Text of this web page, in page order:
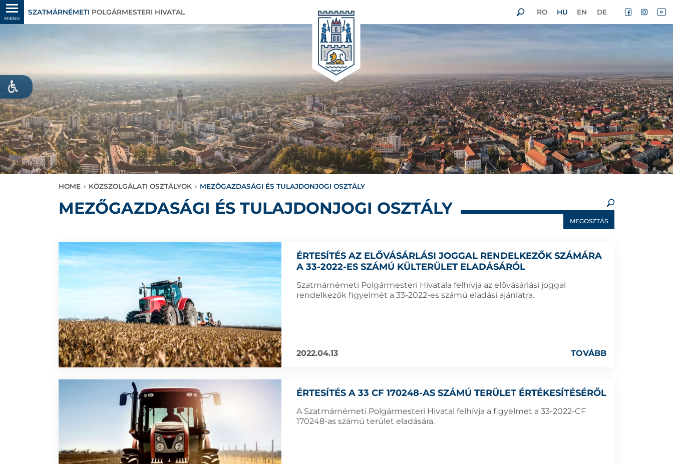
MENU
SZATMÁRNÉMETI POLGÁRMESTERI HIVATAL RO HU EN DE
HOME › KÖZSZOLGÁLATI OSZTÁLYOK › MEZŐGAZDASÁGI ÉS TULAJDONJOGI OSZTÁLY
MEZŐGAZDASÁGI ÉS TULAJDONJOGI OSZTÁLY
MEGOSZTÁS
ÉRTESÍTÉS AZ ELŐVÁSÁRLÁSI JOGGAL RENDELKEZŐK SZÁMÁRA
A 33-2022-ES SZÁMÚ KÜLTERÜLET ELADÁSÁRÓL
Szatmárnémeti Polgármesteri Hivatala felhívja az elővásárlási joggal
rendelkezők figyelmét a 33-2022-es számú eladási ajánlatra.
2022.04.13 TOVÁBB
ÉRTESÍTÉS A 33 CF 170248-AS SZÁMÚ TERÜLET ÉRTÉKESÍTÉSÉRŐL
A Szatmárnémeti Polgármesteri Hivatal felhívja a figyelmet a 33-2022-CF
170248-as számú terület eladására.